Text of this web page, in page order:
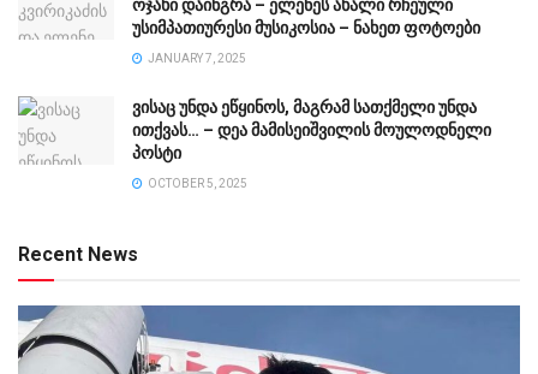
ოჯახი დაინგრა – ელენეს ახალი რჩეული
უსიმპათიურესი მუსიკოსია – ნახეთ ფოტოები
JANUARY 7, 2025
ვისაც უნდა ეწყინოს, მაგრამ სათქმელი უნდა
ითქვას… – დეა მამისეიშვილის მოულოდნელი
პოსტი
OCTOBER 5, 2025
Recent News